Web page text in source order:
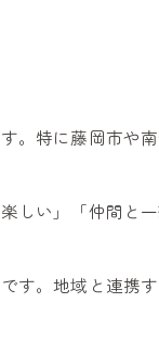
。特に藤岡市や
しい」「仲間と
す。地域と連携